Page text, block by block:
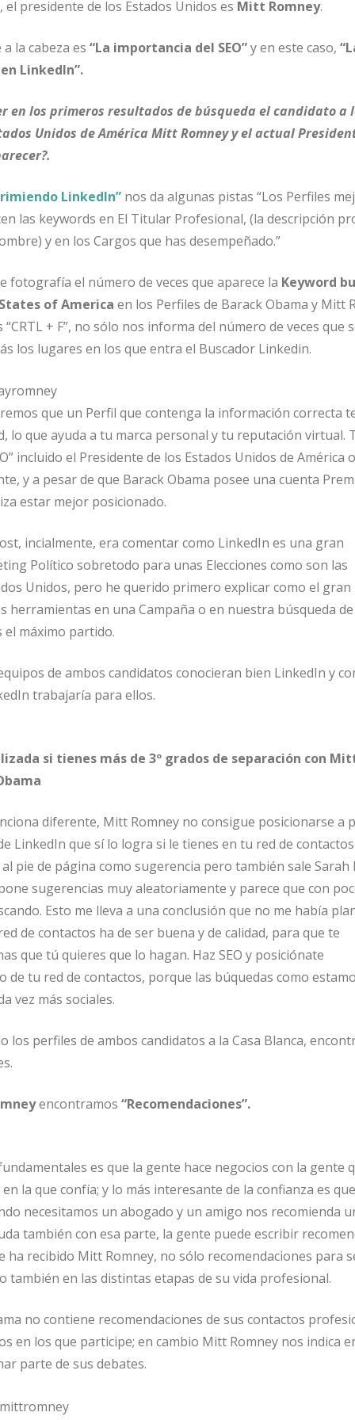
, el presidente de los Estados Unidos es Mitt Romney.
la cabeza es “La importancia del SEO”y en este caso,
LinkedIn”.
en los primeros resultados de búsqueda el candidato a
Unidos de América Mitt Romney y el actual
LinkedIn”nos da algunas pistas “Los Perfiles
las keywords en El Titular Profesional, (la descripción
y en los Cargos que has desempeñado.”
fotografía el número de veces que aparece la Keyword
of America en los Perfiles de Barack Obama y Mitt
+ F”, no sólo nos informa del número de veces que
los lugares en los que entra el Buscador Linkedin.
que un Perfil que contenga la información correcta
lo que ayuda a tu marca personal y tu reputación virtual.
incluido el Presidente de los Estados Unidos de América
y a pesar de que Barack Obama posee una cuenta
estar mejor posicionado.
incialmente, era comentar como LinkedIn es una gran
Político sobretodo para unas Elecciones como son las
Unidos, pero he querido primero explicar como el gran
herramientas en una Campaña o en nuestra búsqueda
el máximo partido.
de ambos candidatos conocieran bien LinkedIn y
trabajaría para ellos.
si tienes más de 3º grados de separación con
diferente, Mitt Romney no consigue posicionarse a
LinkedIn que sí lo logra si le tienes en tu red de
pie de página como sugerencia pero también sale Sarah
sugerencias muy aleatoriamente y parece que con
Esto me lleva a una conclusión que no me había
de contactos ha de ser buena y de calidad, para que te
que tú quieres que lo hagan. Haz SEO y posiciónate
de tu red de contactos, porque las búquedas como
vez más sociales.
los perfiles de ambos candidatos a la Casa Blanca,
encontramos “Recomendaciones”.
es que la gente hace negocios con la gente
la que confía; y lo más interesante de la confianza es
necesitamos un abogado y un amigo nos recomienda
también con esa parte, la gente puede escribir
ha recibido Mitt Romney, no sólo recomendaciones para
también en las distintas etapas de su vida profesional.
no contiene recomendaciones de sus contactos
en los que participe; en cambio Mitt Romney nos indica
parte de sus debates.